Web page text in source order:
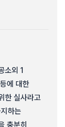
소외 1
에 대한
한 실사라고
하는
충분히